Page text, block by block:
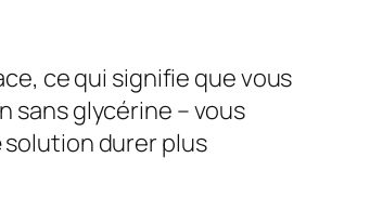
ce qui signifie que vous
sans glycérine – vous
solution durer plus